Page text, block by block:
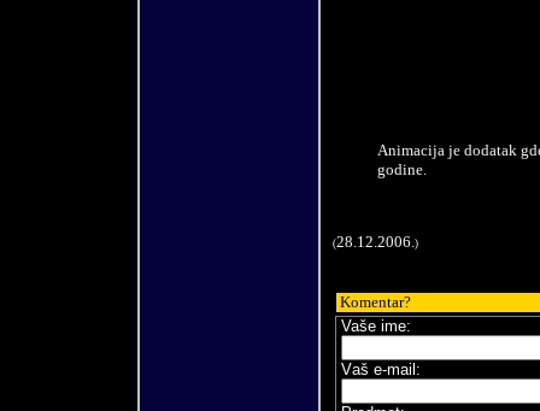
Animacija je dodatak
godine.
(28.12.2006. )
Komentar?
Vaše ime:
Vaš e-mail :